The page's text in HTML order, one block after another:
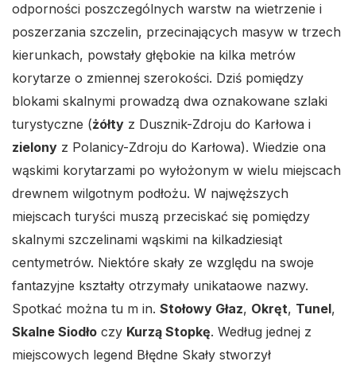
odporności poszczególnych warstw na wietrzenie i
poszerzania szczelin, przecinających masyw w trzech
kierunkach, powstały głębokie na kilka metrów
korytarze o zmiennej szerokości. Dziś pomiędzy
blokami skalnymi prowadzą dwa oznakowane szlaki
turystyczne (żółty z Dusznik-Zdroju do Karłowa i
zielony z Polanicy-Zdroju do Karłowa). Wiedzie ona
wąskimi korytarzami po wyłożonym w wielu miejscach
drewnem wilgotnym podłożu. W najwęższych
miejscach turyści muszą przeciskać się pomiędzy
skalnymi szczelinami wąskimi na kilkadziesiąt
centymetrów. Niektóre skały ze względu na swoje
fantazyjne kształty otrzymały unikataowe nazwy.
Spotkać można tu m in. Stołowy Głaz, Okręt, Tunel,
Skalne Siodło czy Kurzą Stopkę. Według jednej z
miejscowych legend Błędne Skały stworzył